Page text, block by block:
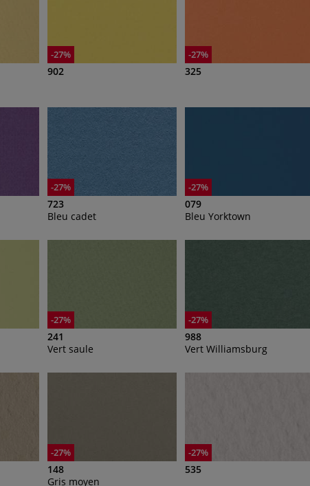
-27%
902
-27%
325
-27%
723
Bleu cadet
-27%
079
Bleu Yorktown
-27%
241
Vert saule
-27%
988
Vert Williamsburg
-27%
148
Gris moyen
-27%
535